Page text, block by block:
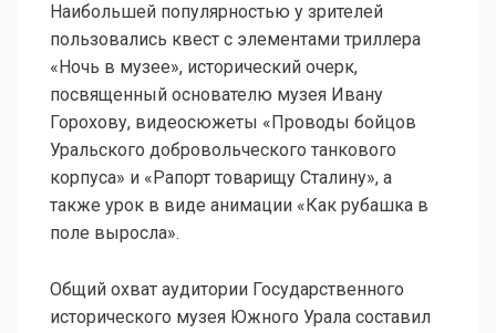
Наибольшей популярностью у зрителей
пользовались квест с элементами триллера
«Ночь в музее», исторический очерк,
посвященный основателю музея Ивану
Горохову, видеосюжеты «Проводы бойцов
Уральского добровольческого танкового
корпуса» и «Рапорт товарищу Сталину», а
также урок в виде анимации «Как рубашка в
поле выросла».
Общий охват аудитории Государственного
исторического музея Южного Урала составил